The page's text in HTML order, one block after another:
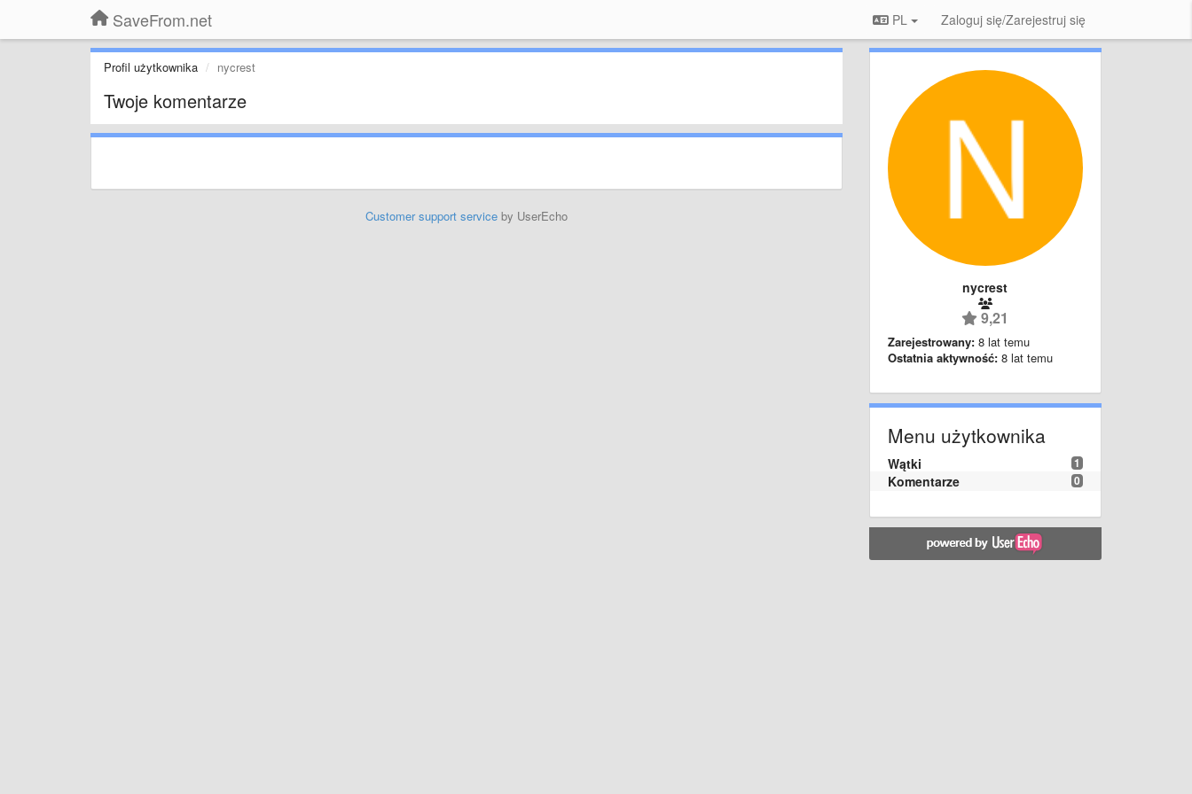
SaveFrom.net PL Zaloguj się/Zarejestruj się
Profil użytkownika nycrest
Twoje komentarze
Customer support serviceby UserEcho
nycrest
9,21
Zarejestrowany: 8 lat temu
Ostatnia aktywność: 8 lat temu
Menu użytkownika
1
Wątki
0
Komentarze